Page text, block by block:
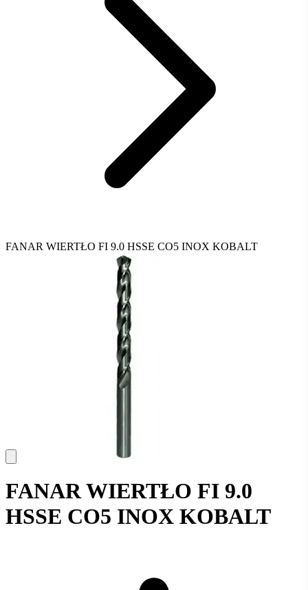
FANAR WIERTŁO FI 9.0 HSSE CO5 INOX KOBALT
FANAR WIERTŁO FI 9.0
HSSE CO5 INOX KOBALT